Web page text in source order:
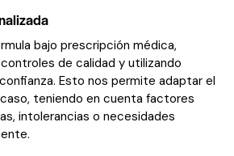
bajo prescripción médica,
de calidad y utilizando
Esto nos permite adaptar el
teniendo en cuenta factores
intolerancias o necesidades